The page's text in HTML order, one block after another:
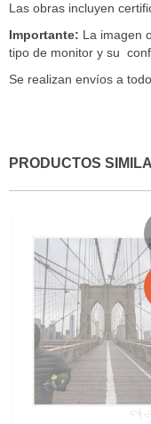
Las obras incluyen
Importante: La imagen
tipo de monitor y su
Se realizan envíos a
PRODUCTOS